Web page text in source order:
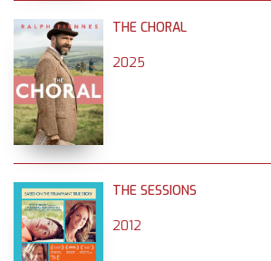
THE CHORAL
2025
THE SESSIONS
2012